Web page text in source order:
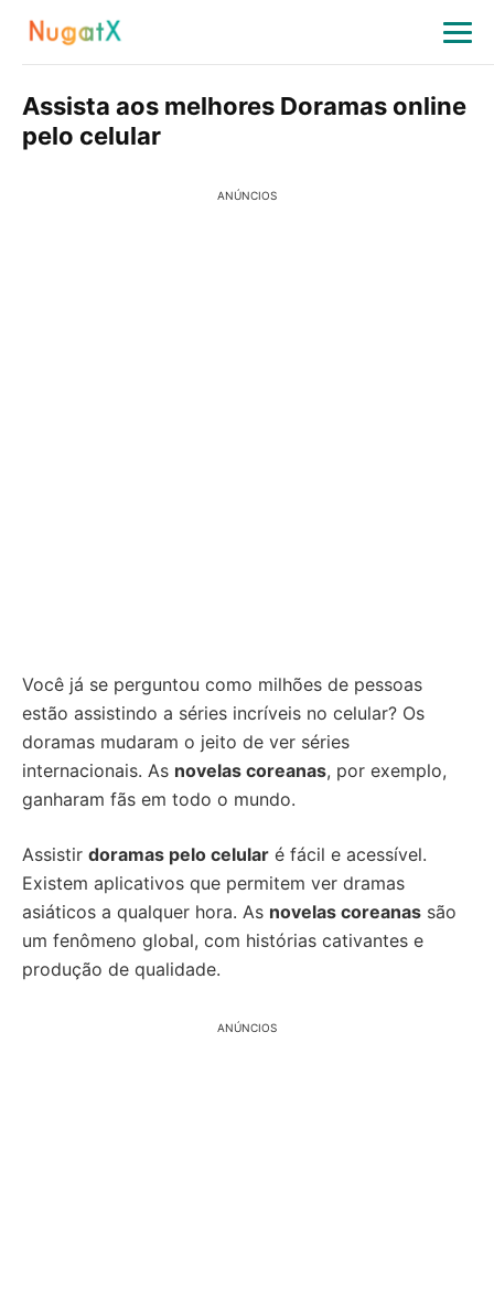
Assista aos melhores Doramas online
pelo celular
ANÚNCIOS
Você já se perguntou como milhões de pessoas
estão assistindo a séries incríveis no celular? Os
doramas mudaram o jeito de ver séries
internacionais. As novelas coreanas, por exemplo,
ganharam fãs em todo o mundo.
Assistir doramas pelo celular é fácil e acessível.
Existem aplicativos que permitem ver dramas
asiáticos a qualquer hora. As novelas coreanas são
um fenômeno global, com histórias cativantes e
produção de qualidade.
ANÚNCIOS